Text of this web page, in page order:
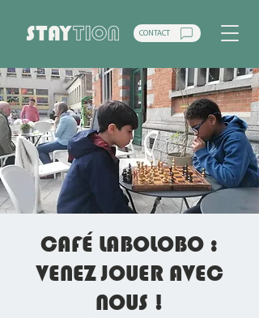
CONTACT
CAFÉ LABOLOBO :
VENEZ JOUER AVEC
NOUS !